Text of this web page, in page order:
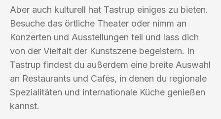
Aber auch kulturell hat Tastrup einiges zu bieten.
Besuche das örtliche Theater oder nimm an
Konzerten und Ausstellungen teil und lass dich
von der Vielfalt der Kunstszene begeistern. In
Tastrup findest du außerdem eine breite Auswahl
an Restaurants und Cafés, in denen du regionale
Spezialitäten und internationale Küche genießen
kannst.